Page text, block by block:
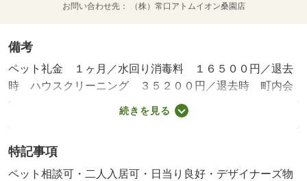
お問い合わせ先 （株）常口アトムイオン桑園店
備考
ペット礼金 １ヶ月／水回り消毒料 １６５００円／退去
時 ハウスクリーニング ３５２００円／退去時 町内会
費 ３００円／月額 エアコン分解清掃 １３２００円／
退去時 ２４時間管理費 １３２０円／月額／保証会社利
額賃料等の１％ 他保証プラン有り／二人入居可／ペット
相談／バストイレ別／バルコニー／エアコン／ガスコンロ
続きを見る
特記事項
ペット相談可・二人入居可・日当り良好・デザイナーズ物